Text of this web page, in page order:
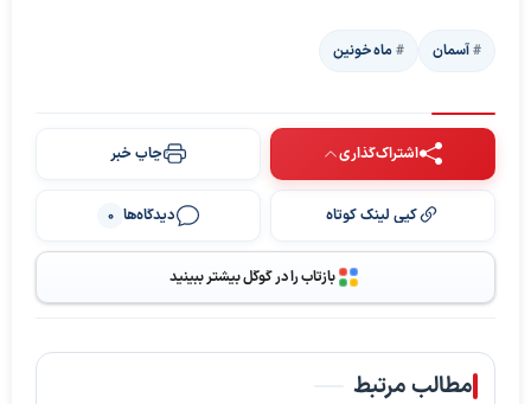
آسمان ماه خونین
اشتراک‌گذاری چاپ خبر
کپی لینک کوتاه دیدگاه‌ها 0
بازتاب را در گوگل بیشتر ببینید
مطالب مرتبط